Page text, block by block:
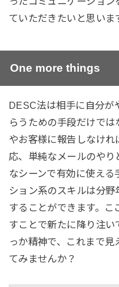
ていただきたいと思いま
One more things
DESC法は相手に自分が
らうための手段だけで
やお客様に報告しなけ
応、単純なメールのやり
なシーンで有効に使える
ション系のスキルは分
することができます。こ
すことで新たに降り注
っか精神で、これまで
てみませんか？